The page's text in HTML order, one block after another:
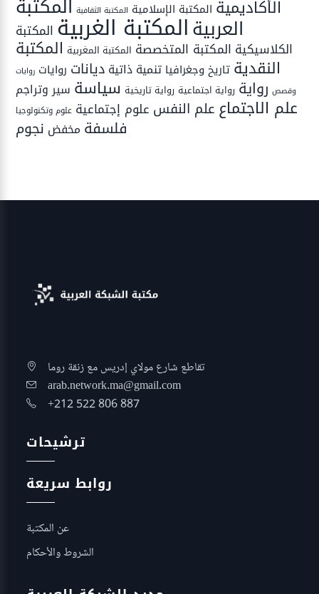
الأكاديمية المكتبة الإسلامية المكتبة الثقافية المكتبة
العربيةالمكتبة الغربية المكتبة
الكلاسيكية المكتبة المتخصصة المكتبة المغربية المكتبة
النقدية تاريخ وجغرافيا تنمية ذاتية ديانات روايات روايات
وقصص رواية رواية اجتماعية رواية تاريخية سياسة سير وتراجم
علم الاجتماع علم النفس علوم إجتماعية علوم وتكنولوجيا
فلسفة مخفض نجوم
تقاطع شارع مولاي إدريس مع زنقة روما
arab.network.ma@gmail.com
+212 522 806 887
ترشيحات
روابط سريعة
عن المكتبة
الشروط والأحكام